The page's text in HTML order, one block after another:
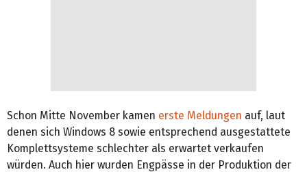
Schon Mitte November kamen erste Meldungen auf, laut
denen sich Windows 8 sowie entsprechend ausgestattete
Komplettsysteme schlechter als erwartet verkaufen
würden. Auch hier wurden Engpässe in der Produktion der